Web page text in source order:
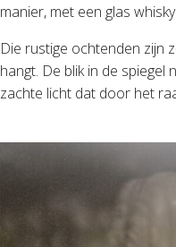
manier, met een glas
Die rustige ochtenden zijn
hangt. De blik in de
zachte licht dat door het